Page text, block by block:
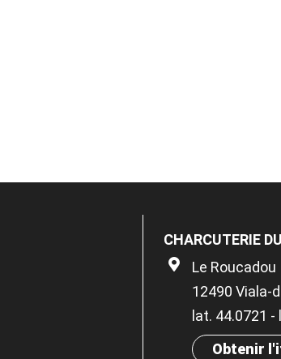
CHARCUTERIE
Le Roucadou
12490 Viala-
lat. 44.0721 -
Obtenir